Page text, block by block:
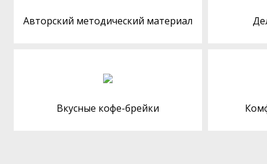
Авторский методический материал
Вкусные кофе-брейки